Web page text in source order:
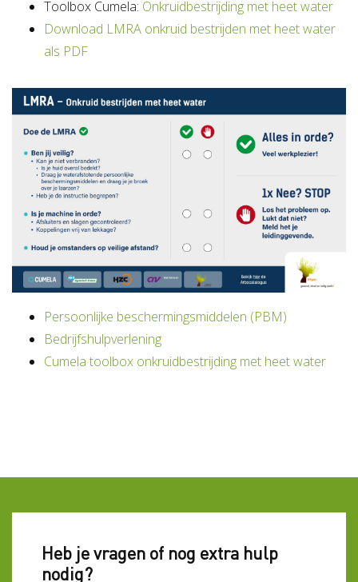
Toolbox Cumela: Onkruidbestrijding met heet water
Download LMRA onkruid bestrijden met heet water
als PDF
Persoonlijke beschermingsmiddelen (PBM)
Bedrijfshulpverlening
Cumela toolbox onkruidbestrijding met heet water
Heb je vragen of nog extra hulp
nodig?